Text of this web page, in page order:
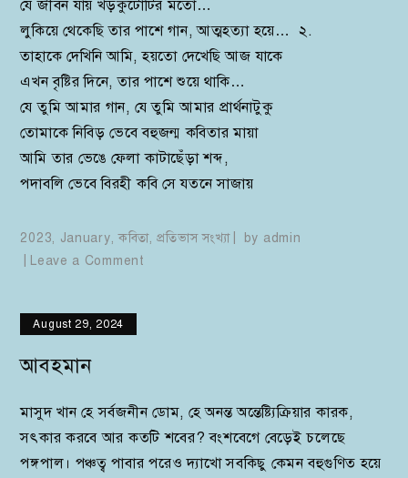
যে জীবন যায় খড়কুটোটির মতো…
লুকিয়ে থেকেছি তার পাশে গান, আত্মহত্যা হয়ে… ২.
তাহাকে দেখিনি আমি, হয়তো দেখেছি আজ যাকে
এখন বৃষ্টির দিনে, তার পাশে শুয়ে থাকি…
যে তুমি আমার গান, যে তুমি আমার প্রার্থনাটুকু
তোমাকে নিবিড় ভেবে বহুজন্ম কবিতার মায়া
আমি তার ভেঙে ফেলা কাটাছেঁড়া শব্দ,
পদাবলি ভেবে বিরহী কবি সে যতনে সাজায়
2023, January,কবিতা,প্রতিভাস সংখ্যা by admin
Leave a Comment
August 29, 2024
আবহমান
মাসুদ খান হে সর্বজনীন ডোম, হে অনন্ত অন্তেষ্ট্যিক্রিয়ার কারক,
সৎকার করবে আর কতটি শবের? বংশবেগে বেড়েই চলেছে
পঙ্গপাল। পঞ্চত্ব পাবার পরেও দ্যাখো সবকিছু কেমন বহুগুণিত হয়ে